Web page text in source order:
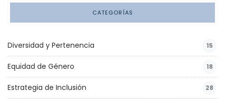
CATEGORÍAS
Diversidad y Pertenencia 15
Equidad de Género 18
Estrategia de Inclusión 28